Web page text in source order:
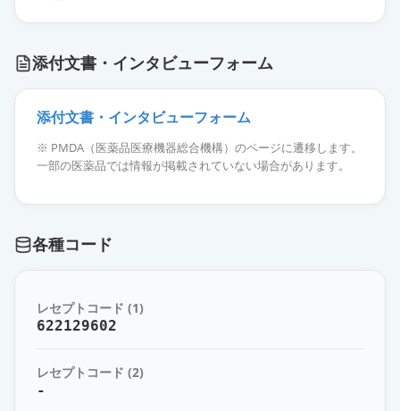
10mg「TCK」
薬価 9.80 円
10mg「NIG」
薬価 9.80 円
通常出荷
薬価 9.80 円
イザー」
薬価 9.80 円
エピナスチン塩酸塩錠10mg「日
添付文書・インタビューフォーム
添付文書・インタビューフォーム
※ PMDA（医薬品医療機器総合機構）のページに遷移します。
一部の医薬品では情報が掲載されていない場合があります。
各種コード
レセプトコード (1)
622129602
レセプトコード (2)
-